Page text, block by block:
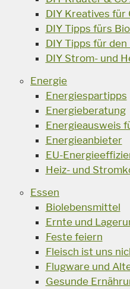
DIY Kreatives für
DIY Tipps fürs
DIY Tipps für den
DIY Strom- und
Energie
Energiespartipps
Energieberatung
Energieausweis
Energieanbieter
EU-
Heiz- und
Essen
Biolebensmittel
Ernte und
Feste feiern
Fleisch ist uns
Flugware und
Gesunde